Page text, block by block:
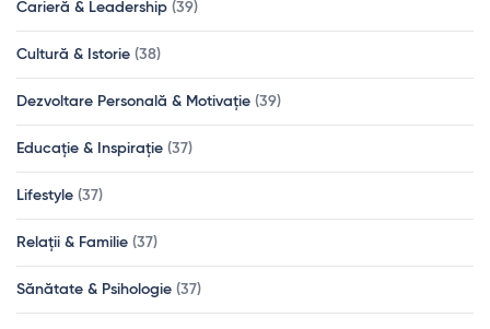
Carieră & Leadership (39)
Cultură & Istorie (38)
Dezvoltare Personală & Motivație (39)
Educație & Inspirație (37)
Lifestyle (37)
Relații & Familie (37)
Sănătate & Psihologie (37)